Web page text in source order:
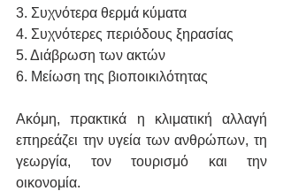
3. Συχνότερα θερμά κύματα
4. Συχνότερες περιόδους ξηρασίας
5. Διάβρωση των ακτών
6. Μείωση της βιοποικιλότητας
Ακόμη, πρακτικά η κλιματική αλλαγή
επηρεάζει την υγεία των ανθρώπων, τη
γεωργία, τον τουρισμό και την
οικονομία.